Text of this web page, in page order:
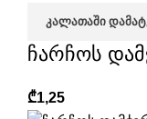
ᲙᲐᲚᲐᲗᲐᲨᲘ
ჩარჩოს
₾1,25